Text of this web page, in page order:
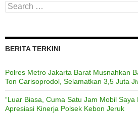
Search
for:
BERITA TERKINI
Polres Metro Jakarta Barat Musnahkan
Ton Carisoprodol, Selamatkan 3,5 Juta
“Luar Biasa, Cuma Satu Jam Mobil Saya
Apresiasi Kinerja Polsek Kebon Jeruk